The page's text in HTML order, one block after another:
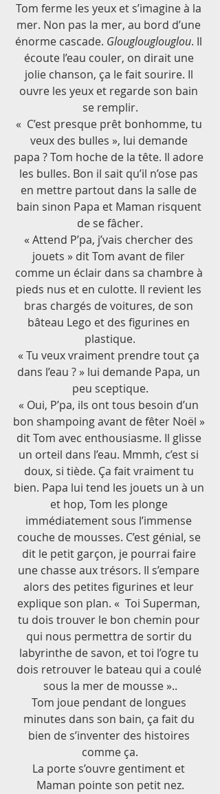
Tom ferme les yeux et s’imagine à la
mer. Non pas la mer, au bord d’une
énorme cascade. Glouglouglouglou. Il
écoute l’eau couler, on dirait une
jolie chanson, ça le fait sourire. Il
ouvre les yeux et regarde son bain
se remplir.
«  C’est presque prêt bonhomme, tu
veux des bulles », lui demande
papa ? Tom hoche de la tête. Il adore
les bulles. Bon il sait qu’il n’ose pas
en mettre partout dans la salle de
bain sinon Papa et Maman risquent
de se fâcher.
« Attend P’pa, j’vais chercher des
jouets » dit Tom avant de filer
comme un éclair dans sa chambre à
pieds nus et en culotte. Il revient les
bras chargés de voitures, de son
bâteau Lego et des figurines en
plastique.
« Tu veux vraiment prendre tout ça
dans l’eau ? » lui demande Papa, un
peu sceptique.
« Oui, P’pa, ils ont tous besoin d’un
bon shampoing avant de fêter Noël »
dit Tom avec enthousiasme. Il glisse
un orteil dans l’eau. Mmmh, c’est si
doux, si tiède. Ça fait vraiment tu
bien. Papa lui tend les jouets un à un
et hop, Tom les plonge
immédiatement sous l’immense
couche de mousses. C’est génial, se
dit le petit garçon, je pourrai faire
une chasse aux trésors. Il s’empare
alors des petites figurines et leur
explique son plan. «  Toi Superman,
tu dois trouver le bon chemin pour
qui nous permettra de sortir du
labyrinthe de savon, et toi l’ogre tu
dois retrouver le bateau qui a coulé
sous la mer de mousse »..
Tom joue pendant de longues
minutes dans son bain, ça fait du
bien de s’inventer des histoires
comme ça.
La porte s’ouvre gentiment et
Maman pointe son petit nez.